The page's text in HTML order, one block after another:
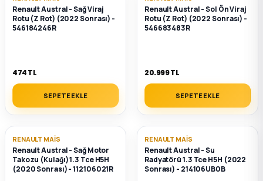
Parça
Parça
Renault Austral - Sağ Viraj
Rotu (Z Rot) (2022 Sonrası) -
546184246R
474 TL
SEPETE EKLE
Renault Austral - Sol Ön Viraj
Rotu (Z Rot) (2022 Sonrası) -
546683483R
20.999 TL
SEPETE EKLE
RENAULT MAIS
Renault Austral - Sağ Motor
Takozu (Kulağı) 1.3 Tce H5H
(2020 Sonrası) - 112106021R
RENAULT MAIS
Renault Austral - Su
Radyatörü 1.3 Tce H5H (2022
Sonrası) - 214106UB0B